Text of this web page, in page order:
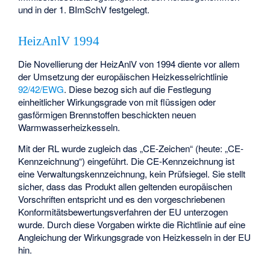
und in der 1. BImSchV festgelegt.
HeizAnlV 1994
Die Novellierung der HeizAnlV von 1994 diente vor allem
der Umsetzung der europäischen Heizkesselrichtlinie
92/42/EWG. Diese bezog sich auf die Festlegung
einheitlicher Wirkungsgrade von mit flüssigen oder
gasförmigen Brennstoffen beschickten neuen
Warmwasserheizkesseln.
Mit der RL wurde zugleich das „CE-Zeichen“ (heute: „CE-
Kennzeichnung“) eingeführt. Die CE-Kennzeichnung ist
eine Verwaltungskennzeichnung, kein Prüfsiegel. Sie stellt
sicher, dass das Produkt allen geltenden europäischen
Vorschriften entspricht und es den vorgeschriebenen
Konformitätsbewertungsverfahren der EU unterzogen
wurde. Durch diese Vorgaben wirkte die Richtlinie auf eine
Angleichung der Wirkungsgrade von Heizkesseln in der EU
hin.